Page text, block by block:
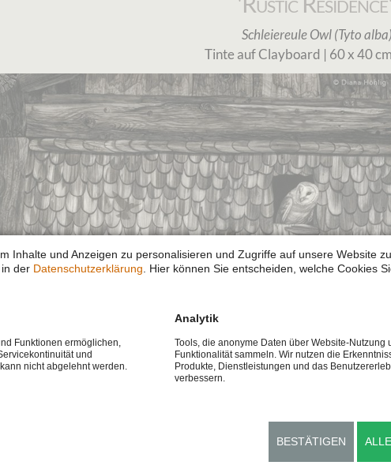
Schleiereule Owl (Tyto alba)
Tinte auf Clayboard | 60 x 40 cm
Inhalte und Anzeigen zu personalisieren und Zugriffe auf unsere Website
der Datenschutzerklärung . Hier können Sie entscheiden, welche Cookies
Funktionen ermöglichen,
und
nicht abgelehnt werden.
Analytik
Tools, die anonyme Daten über Website-Nutzung
Funktionalität sammeln. Wir nutzen die
Produkte, Dienstleistungen und das
verbessern.
BESTÄTIGEN